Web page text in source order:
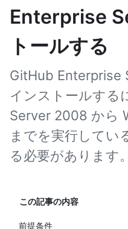
Enterprise
トールする
GitHub Enterprise
インストールする
Server 2008 から
までを実行してい
る必要があります。
この記事の内容
前提条件